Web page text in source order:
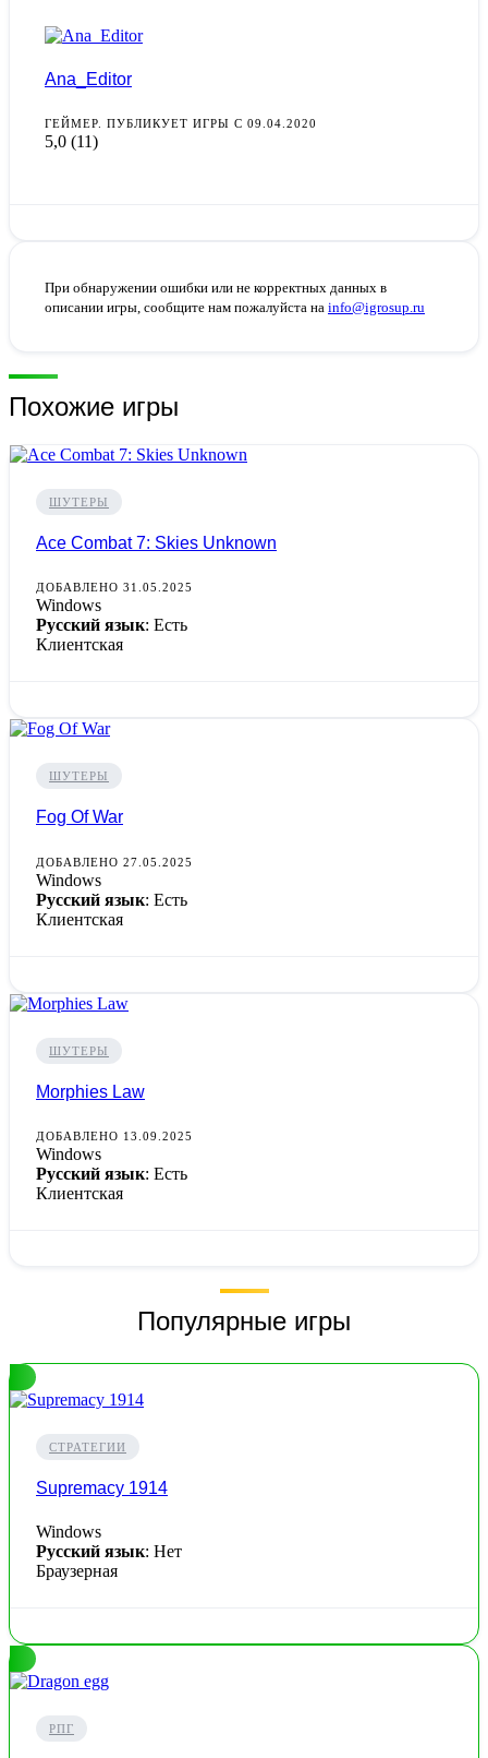
Ana_Editor
ГЕЙМЕР. ПУБЛИКУЕТ ИГРЫ С 09.04.2020
5,0 (11)
При обнаружении ошибки или не корректных данных в
описании игры, сообщите нам пожалуйста на info@igrosup.ru
Похожие игры
ШУТЕРЫ
Ace Combat 7: Skies Unknown
ДОБАВЛЕНО 31.05.2025
Windows
Русский язык: Есть
Клиентская
ШУТЕРЫ
Fog Of War
ДОБАВЛЕНО 27.05.2025
Windows
Русский язык: Есть
Клиентская
ШУТЕРЫ
Morphies Law
ДОБАВЛЕНО 13.09.2025
Windows
Русский язык: Есть
Клиентская
Популярные игры
СТРАТЕГИИ
Supremacy 1914
Windows
Русский язык: Нет
Браузерная
РПГ